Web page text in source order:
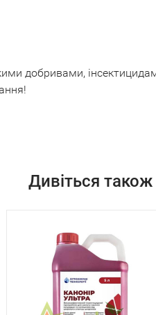
добривами,
Дивіться також